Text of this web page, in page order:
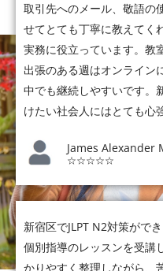
取引先へのメール、敬語の
せてとても丁寧に教えてく
実務に役立っています。教
出張のある週はオンライン
中でも継続しやすいです。
けたい社会人にはとても心
James Alexander
☆☆☆☆☆
新宿区でJLPT N2対策がで
個別指導のレッスンを受講
かりやすく整理しながら、